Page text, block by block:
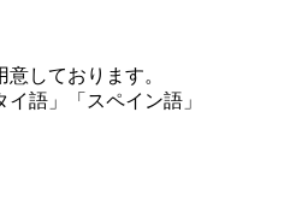
しております。
語」「スペイン語」